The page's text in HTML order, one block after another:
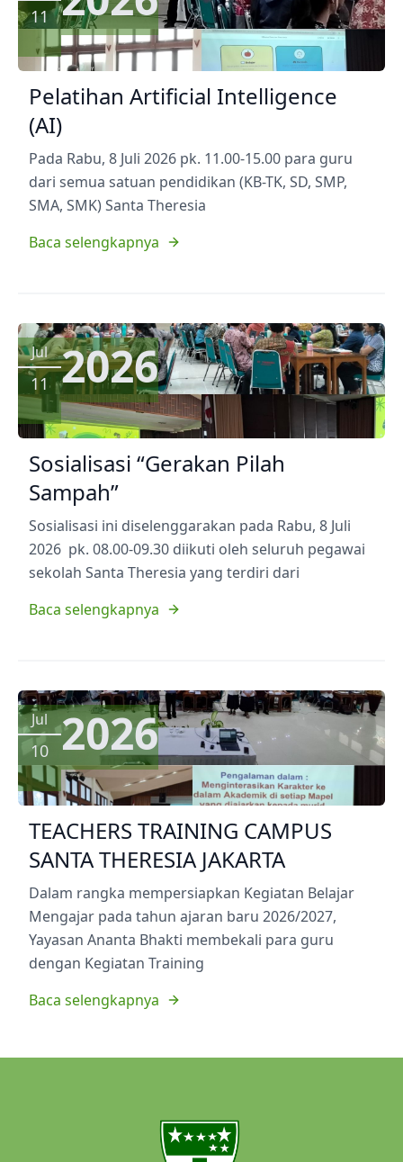
11
Pelatihan Artificial Intelligence
(AI)
Pada Rabu, 8 Juli 2026 pk. 11.00-15.00 para guru
dari semua satuan pendidikan (KB-TK, SD, SMP,
SMA, SMK) Santa Theresia
Baca selengkapnya
Jul
11 2026
Sosialisasi “Gerakan Pilah
Sampah”
Sosialisasi ini diselenggarakan pada Rabu, 8 Juli
2026 pk. 08.00-09.30 diikuti oleh seluruh pegawai
sekolah Santa Theresia yang terdiri dari
Baca selengkapnya
Jul
10 2026
TEACHERS TRAINING CAMPUS
SANTA THERESIA JAKARTA
Dalam rangka mempersiapkan Kegiatan Belajar
Mengajar pada tahun ajaran baru 2026/2027,
Yayasan Ananta Bhakti membekali para guru
dengan Kegiatan Training
Baca selengkapnya